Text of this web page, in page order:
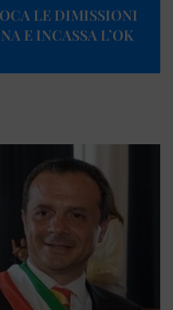
LE DIMISSIONI
E INCASSA L’OK